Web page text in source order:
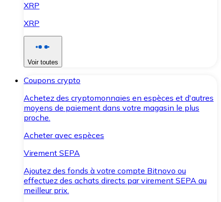
XRP
XRP
Voir toutes
Coupons crypto
Achetez des cryptomonnaies en espèces et d'autres
moyens de paiement dans votre magasin le plus
proche.
Acheter avec espèces
Virement SEPA
Ajoutez des fonds à votre compte Bitnovo ou
effectuez des achats directs par virement SEPA au
meilleur prix.